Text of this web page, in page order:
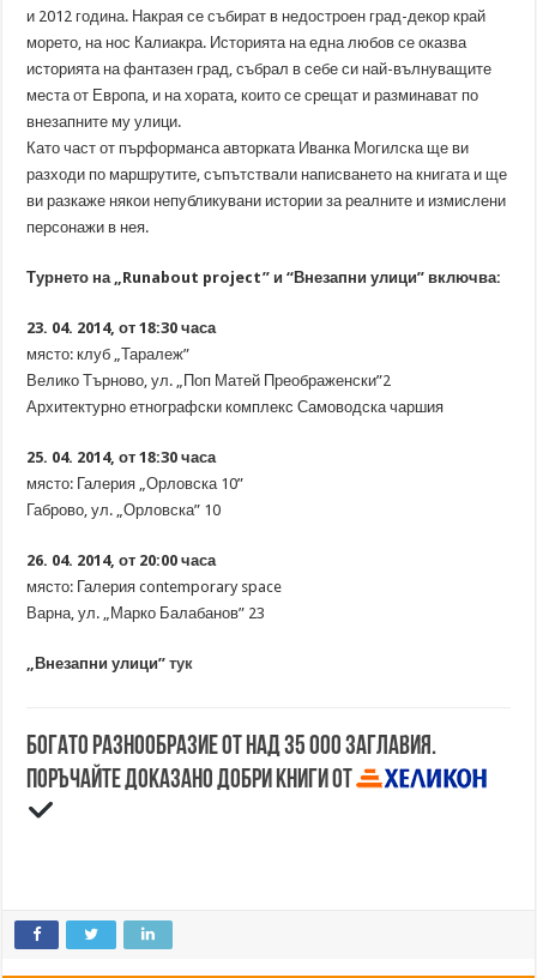
и 2012 година. Накрая се събират в недостроен град-декор край
морето, на нос Калиакра. Историята на една любов се оказва
историята на фантазен град, събрал в себе си най-вълнуващите
места от Европа, и на хората, които се срещат и разминават по
внезапните му улици.
Като част от пърформанса авторката Иванка Могилска ще ви
разходи по маршрутите, съпътствали написването на книгата и ще
ви разкаже някои непубликувани истории за реалните и измислени
персонажи в нея.
Турнето на „Runabout project” и “Внезапни улици” включва:
23. 04. 2014, от 18:30 часа
място: клуб „Таралеж”
Велико Търново, ул. „Поп Матей Преображенски”2
Архитектурно етнографски комплекс Самоводска чаршия
25. 04. 2014, от 18:30 часа
място: Галерия „Орловска 10”
Габрово, ул. „Орловска” 10
26. 04. 2014, от 20:00 часа
място: Галерия contemporary space
Варна, ул. „Марко Балабанов” 23
„Внезапни улици”тук
Богато разнообразие от над 35 000 заглавия.
Поръчайте доказано добри книги от